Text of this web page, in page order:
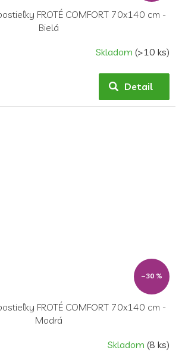
FROTÉ COMFORT 70x140 cm -
Bielá
Skladom (>10 ks)
Detail
–30 %
FROTÉ COMFORT 70x140 cm -
Modrá
Skladom (8 ks)